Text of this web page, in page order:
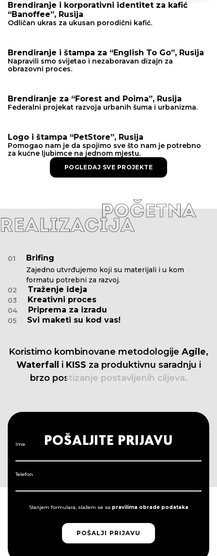
Brendiranje i korporativni identitet za kafić
“Banoffee”, Rusija
Odličan ukras za ukusan porodični kafić.
Brendiranje i štampa za “English To Go”, Rusija
Napravili smo svijetao i nezaboravan dizajn za
obrazovni proces.
Brendiranje za “Forest and Poima”, Rusija
Federalni projekat razvoja urbanih šuma i urbanizma.
Logo i štampa “PetStore”, Rusija
Pomogao nam je da spojimo sve što nam je potrebno
za kućne ljubimce na jednom mjestu.
POGLEDAJ SVE PROJEKTE
01 Brifing
Zajedno utvrđujemo koji su materijali i u kom
formatu potrebni za razvoj.
02
Traženje ideja
03 Kreativni proces
04 Priprema za izradu
05 Svi maketi su kod vas!
Koristimo kombinovane metodologije Agile,
Waterfall i KISS za produktivnu saradnju i
brzo postizanje postavljenih ciljeva.
Ime
Telefon
Slanjem formulara, slažem se sa pravilima obrade podataka
POŠALJI PRIJAVU
POŠALJI PRIJAVU
POŠALJITE PRIJAVU